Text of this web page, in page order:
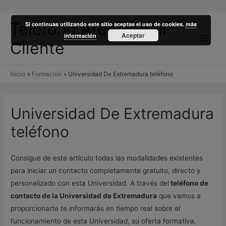
Teléfono Atención al
Cliente
Inicio Formación Universidad De Extremadura teléfono
Universidad De Extremadura
teléfono
Consigue de este artículo todas las modalidades existentes
para iniciar un contacto completamente gratuito, directo y
personalizado con esta Universidad. A través del teléfono de
contacto de la Universidad de Extremadura que vamos a
proporcionarte te informarás en tiempo real sobre el
funcionamiento de esta Universidad, su oferta formativa,
Si continuas utilizando este sitio aceptas el uso de cookies.más
información
Aceptar